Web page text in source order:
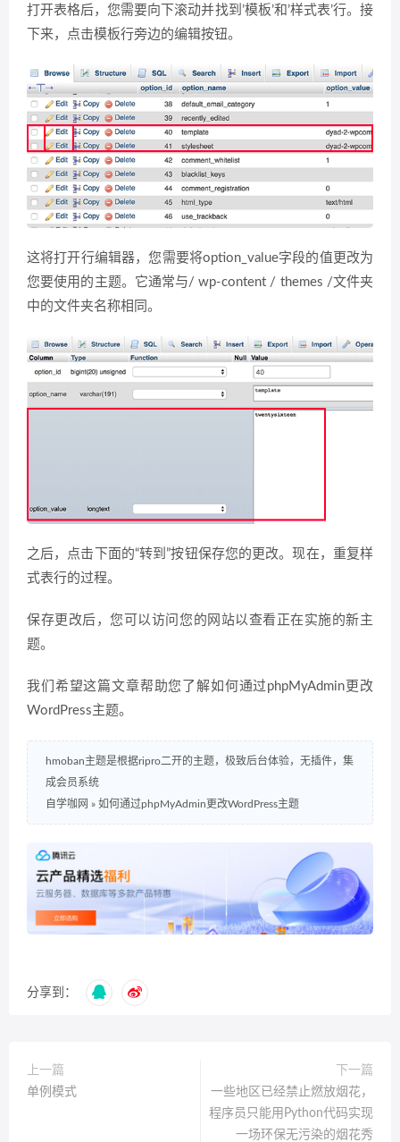
打开表格后，您需要向下滚动并找到’模板’和’样式表’行。接
下来，点击模板行旁边的编辑按钮。
这将打开行编辑器，您需要将option_value字段的值更改为
您要使用的主题。它通常与/ wp-content / themes /文件夹
中的文件夹名称相同。
之后，点击下面的“转到”按钮保存您的更改。现在，重复样
式表行的过程。
保存更改后，您可以访问您的网站以查看正在实施的新主
题。
我们希望这篇文章帮助您了解如何通过phpMyAdmin更改
WordPress主题。
hmoban主题是根据ripro二开的主题，极致后台体验，无插件，集
成会员系统
自学咖网 » 如何通过phpMyAdmin更改WordPress主题
分享到：
上一篇
单例模式
下一篇
一些地区已经禁止燃放烟花，
程序员只能用Python代码实现
一场环保无污染的烟花秀